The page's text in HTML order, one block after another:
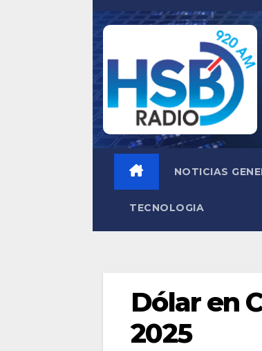
Saltar
contenido
NOTICIAS
TECNOLOGIA
Dólar en
2025